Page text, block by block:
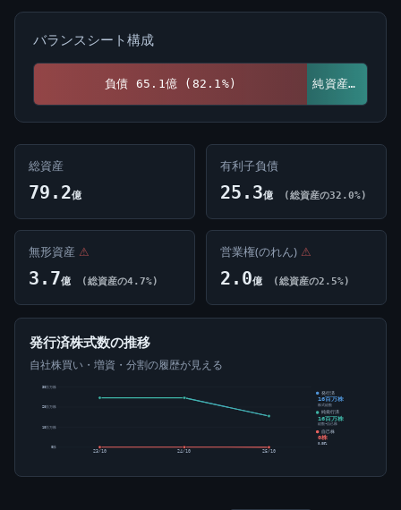
バランスシート構成
負債 65.1億 (82.1%) 純資産 14.2億 (17.9%)
総資産
79.2億
有利子負債
25.3億 (総資産の32.0%)
無形資産 ⚠
3.7億 (総資産の4.7%)
営業権(のれん) ⚠
2.0億 (総資産の2.5%)
発行済株式数の推移
自社株買い・増資・分割の履歴が見える
0株
10百万株
20百万株
30百万株
23/10 24/10 25/10
発行済
16百万株
株式総数
純発行済
16百万株
総数-自己株
自己株
0株
0.00%